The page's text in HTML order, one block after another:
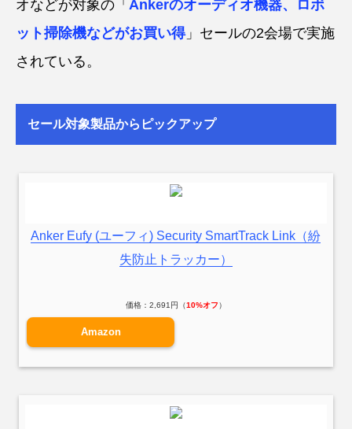
オなどが対象の「 Ankerのオーディオ機器、ロボ
ット掃除機などがお買い得」セールの2会場で実施
されている。
セール対象製品からピックアップ
Anker Eufy (ユーフィ) Security SmartTrack Link（紛
失防止トラッカー）
価格：2,691円（10%オフ）
Amazon